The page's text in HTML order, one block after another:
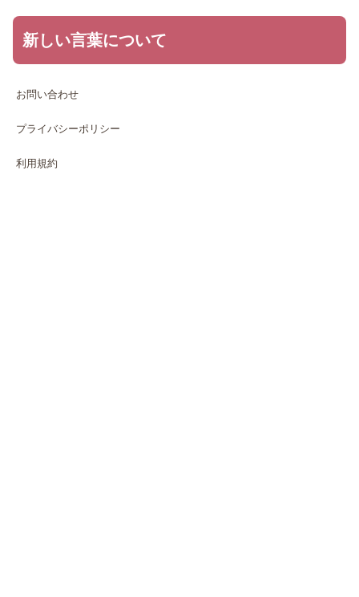
新しい言葉について
お問い合わせ
プライバシーポリシー
利用規約